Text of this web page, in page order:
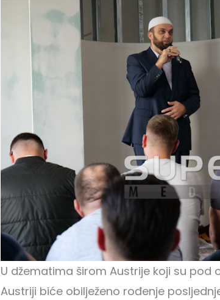
U džematima širom Austrije koji su pod
Austriji biće obilježeno rođenje